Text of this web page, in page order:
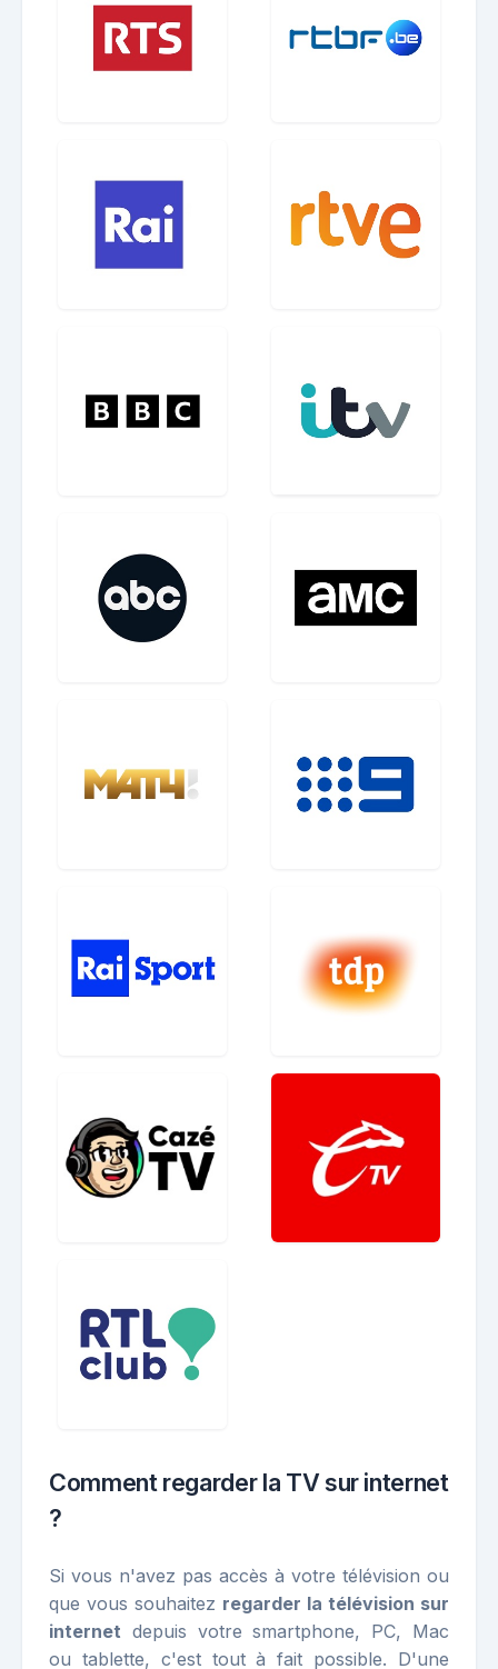
Comment regarder la TV sur internet
?
Si vous n'avez pas accès à votre télévision ou
que vous souhaitez regarder la télévision sur
internet depuis votre smartphone, PC, Mac
ou tablette, c'est tout à fait possible. D'une